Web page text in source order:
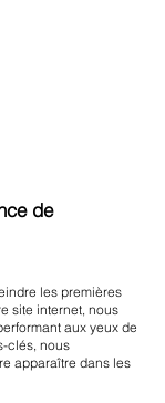
de
les premières
site internet, nous
aux yeux de
clés, nous
apparaître dans les